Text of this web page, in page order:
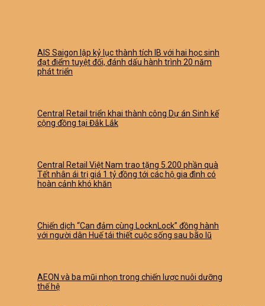
AIS Saigon lập kỷ lục thành tích IB với hai học sinh
đạt điểm tuyệt đối, đánh dấu hành trình 20 năm
phát triển
Central Retail triển khai thành công Dự án Sinh kế
cộng đồng tại Đắk Lắk
Central Retail Việt Nam trao tặng 5.200 phần quà
Tết nhân ái trị giá 1 tỷ đồng tới các hộ gia đình có
hoàn cảnh khó khăn
Chiến dịch “Can đảm cùng LocknLock” đồng hành
với người dân Huế tái thiết cuộc sống sau bão lũ
AEON và ba mũi nhọn trong chiến lược nuôi dưỡng
thế hệ